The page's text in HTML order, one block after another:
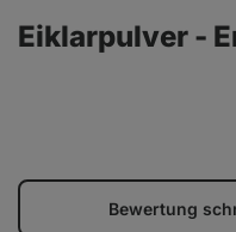
Eiklarpulver -
Bewertung